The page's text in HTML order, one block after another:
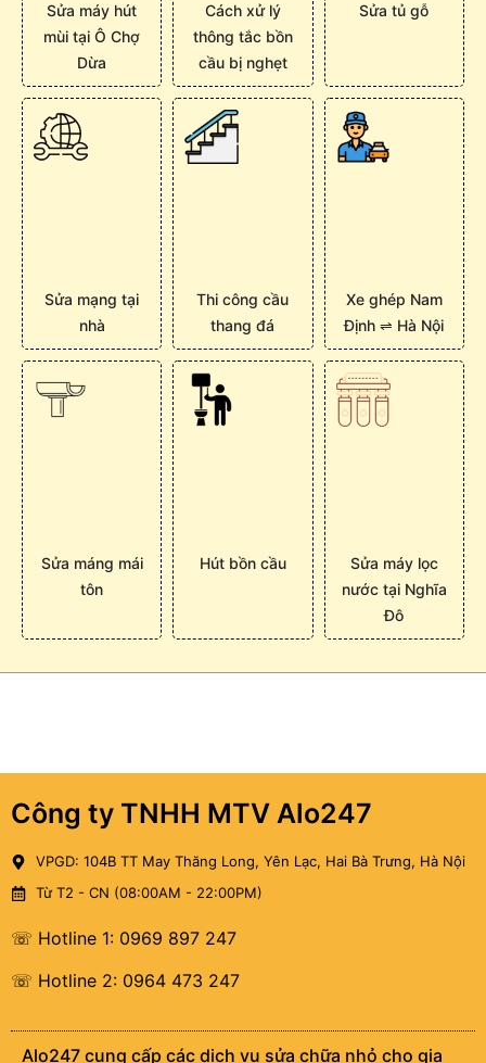
Sửa máy hút
mùi tại Ô Chợ
Dừa
Cách xử lý
thông tắc bồn
cầu bị nghẹt
Sửa tủ gỗ
Sửa mạng tại
nhà
Thi công cầu
thang đá
Xe ghép Nam
Định ⇌ Hà Nội
Sửa máng mái
tôn
Hút bồn cầu
Sửa máy lọc
nước tại Nghĩa
Đô
Công ty TNHH MTV Alo247
VPGD: 104B TT May Thăng Long, Yên Lạc, Hai Bà Trưng, Hà Nội
Từ T2 - CN (08:00AM - 22:00PM)
☏ Hotline 1: 0969 897 247
☏ Hotline 2: 0964 473 247
Alo247 cung cấp các dịch vụ sửa chữa nhỏ cho gia